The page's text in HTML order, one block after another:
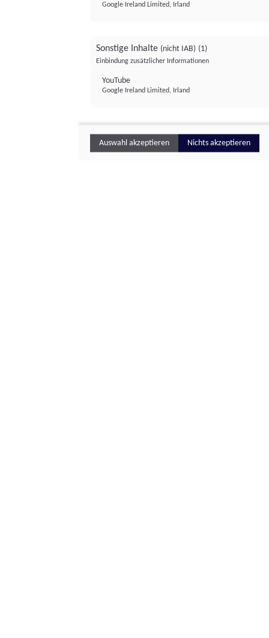
Google Ireland Limited, Irland
Sonstige Inhalte (nicht IAB) (1)
Einbindung zusätzlicher Informationen
YouTube
Google Ireland Limited, Irland
Auswahl akzeptieren Nichts akzeptieren